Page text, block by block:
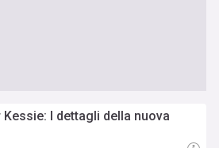
I dettagli della nuova